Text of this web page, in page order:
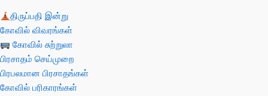
திருப்பதி இன்று
கோவில் விவரங்கள்
கோவில் சுற்றுலா
பிரசாதம் செய்முறை
பிரபலமான பிரசாதங்கள்
கோவில் பரிகாரங்கள்